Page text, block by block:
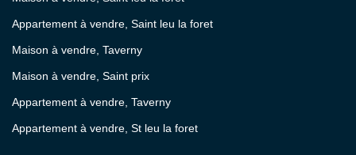
Appartement à vendre, Saint leu la foret
Maison à vendre, Taverny
Maison à vendre, Saint prix
Appartement à vendre, Taverny
Appartement à vendre, St leu la foret